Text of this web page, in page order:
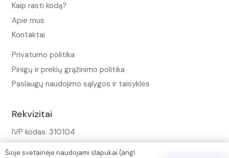
Kaip rasti kodą?
Apie mus
Kontaktai
Privatumo politika
Pinigų ir prekių grąžinimo politika
Paslaugų naudojimo sąlygos ir taisyklės
Rekvizitai
IVP kodas: 310104
Šioje svetainėje naudojami slapukai (angl.